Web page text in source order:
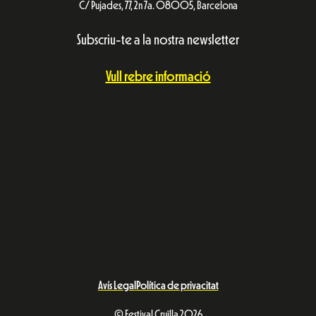
C/ Pujades, 77, 2n 7a. 08005, Barcelona
Subscriu-te a la nostra newsletter
Vull rebre informació
Avís Legal Política de privacitat